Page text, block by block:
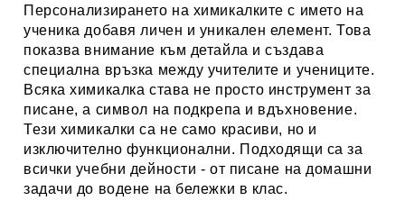
Персонализирането на химикалките с името на
ученика добавя личен и уникален елемент. Това
показва внимание към детайла и създава
специална връзка между учителите и учениците.
Всяка химикалка става не просто инструмент за
писане, а символ на подкрепа и вдъхновение.
Тези химикалки са не само красиви, но и
изключително функционални. Подходящи са за
всички учебни дейности - от писане на домашни
задачи до водене на бележки в клас.